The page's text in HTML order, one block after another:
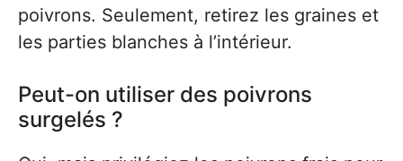
poivrons. Seulement, retirez les graines et
les parties blanches à l’intérieur.
Peut-on utiliser des poivrons
surgelés ?